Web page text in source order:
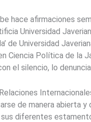
hace afirmaciones
Universidad
de Universidad
Política de la
el silencio, lo
de manera abierta
diferentes